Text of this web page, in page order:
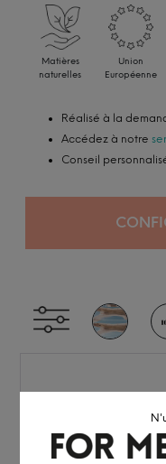
Matières
naturelles
Union
Européenne
Réalisé à la
Accédez à notre
Conseil